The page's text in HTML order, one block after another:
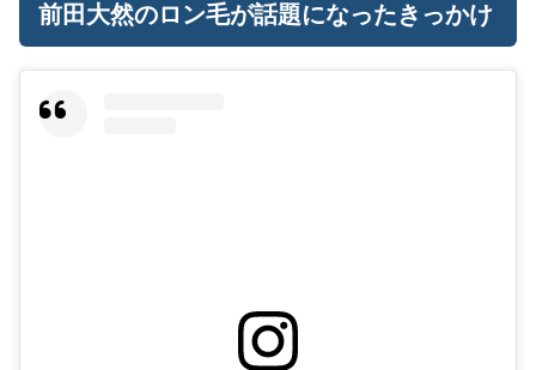
前田大然のロン毛が話題になったきっかけ